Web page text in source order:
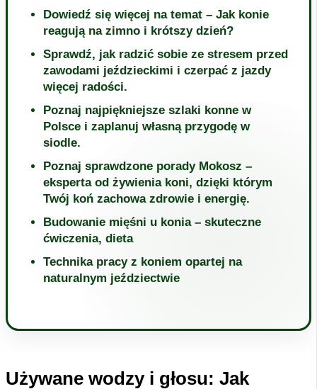
Dowiedź się więcej na temat – Jak konie
reagują na zimno i krótszy dzień?
Sprawdź, jak radzić sobie ze stresem przed
zawodami jeździeckimi i czerpać z jazdy
więcej radości.
Poznaj najpiękniejsze szlaki konne w
Polsce i zaplanuj własną przygodę w
siodle.
Poznaj sprawdzone porady Mokosz –
eksperta od żywienia koni, dzięki którym
Twój koń zachowa zdrowie i energię.
Budowanie mięśni u konia – skuteczne
ćwiczenia, dieta
Technika pracy z koniem opartej na
naturalnym jeździectwie
Używane wodzy i głosu: Jak